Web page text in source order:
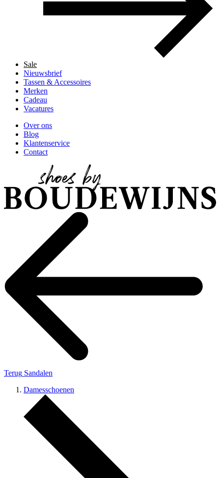
Sale
Nieuwsbrief
Tassen & Accessoires
Merken
Cadeau
Vacatures
Over ons
Blog
Klantenservice
Contact
Terug Sandalen
Damesschoenen